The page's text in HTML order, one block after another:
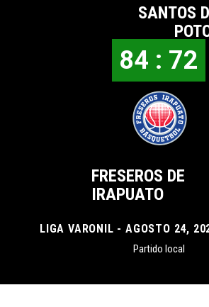
SANTOS
84 : 72
FRESEROS DE
IRAPUATO
LIGA VARONIL - AGOSTO 24,
Partido local